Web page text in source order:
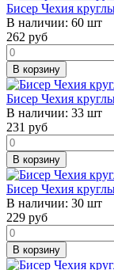
Бисер Чехия
В наличии: 60 шт
262 руб
В корзину
Бисер Чехия
В наличии: 33 шт
231 руб
В корзину
Бисер Чехия
В наличии: 30 шт
229 руб
В корзину